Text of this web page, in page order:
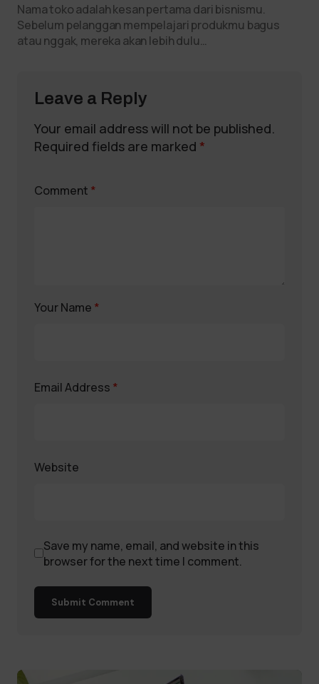
Nama toko adalah kesan pertama dari bisnismu.
Sebelum pelanggan mempelajari produkmu bagus
atau nggak, mereka akan lebih dulu…
Leave a Reply
Your email address will not be published.
Required fields are marked *
Comment *
Your Name *
Email Address *
Website
Save my name, email, and website in this
browser for the next time I comment.
Submit Comment